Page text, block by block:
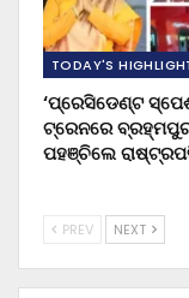
TODAY'S
‘ପ୍ରେସିଡେଣ୍ଟ
ଟ୍ରେନରେ
ପହଞ୍ଚିଲେ
PREV NEXT